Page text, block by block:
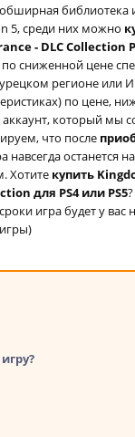
библиотека
5, среди них можно
- DLC Collection
сниженной цене
регионе или
по цене,
который мы
что после
навсегда останется
Хотите купить
для PS4 или PS5
игра будет у вас